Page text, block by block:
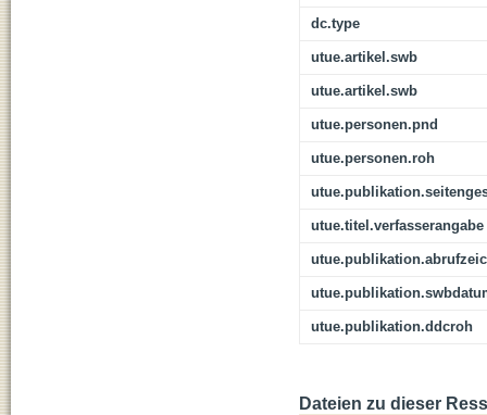
dc.type
utue.artikel.swb
utue.artikel.swb
utue.personen.pnd
utue.personen.roh
utue.titel.verfasserangabe
utue.publikation.ddcroh
Dateien zu dieser